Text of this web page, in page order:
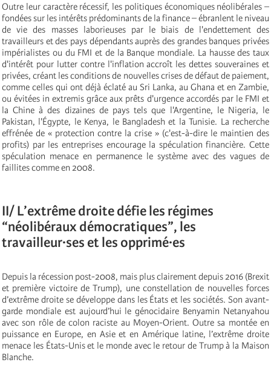
Outre leur caractère récessif, les politiques économiques néolibérales –
fondées sur les intérêts prédominants de la finance – ébranlent le niveau
de vie des masses laborieuses par le biais de l'endettement des
travailleurs et des pays dépendants auprès des grandes banques privées
impérialistes ou du FMI et de la Banque mondiale. La hausse des taux
d'intérêt pour lutter contre l'inflation accroît les dettes souveraines et
privées, créant les conditions de nouvelles crises de défaut de paiement,
comme celles qui ont déjà éclaté au Sri Lanka, au Ghana et en Zambie,
ou évitées in extremis grâce aux prêts d'urgence accordés par le FMI et
la Chine à des dizaines de pays tels que l'Argentine, le Nigeria, le
Pakistan, l'Égypte, le Kenya, le Bangladesh et la Tunisie. La recherche
effrénée de « protection contre la crise » (c'est-à-dire le maintien des
profits) par les entreprises encourage la spéculation financière. Cette
spéculation menace en permanence le système avec des vagues de
faillites comme en 2008.
II/ L’extrême droite défie les régimes
“néolibéraux démocratiques”, les
travailleur·ses et les opprimé·es
Depuis la récession post-2008, mais plus clairement depuis 2016 (Brexit
et première victoire de Trump), une constellation de nouvelles forces
d’extrême droite se développe dans les États et les sociétés. Son avant-
garde mondiale est aujourd’hui le génocidaire Benyamin Netanyahou
avec son rôle de colon raciste au Moyen-Orient. Outre sa montée en
puissance en Europe, en Asie et en Amérique latine, l’extrême droite
menace les États-Unis et le monde avec le retour de Trump à la Maison
Blanche.